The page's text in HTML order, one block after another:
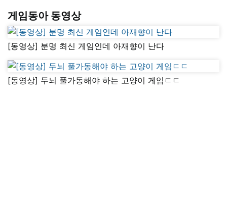
게임동아 동영상
[동영상] 분명 최신 게임인데 아재향이 난다
[동영상] 두뇌 풀가동해야 하는 고양이 게임ㄷㄷ